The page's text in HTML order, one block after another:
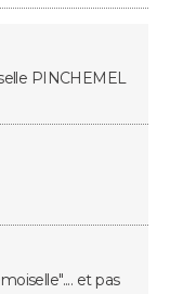
PINCHEMEL
et pas